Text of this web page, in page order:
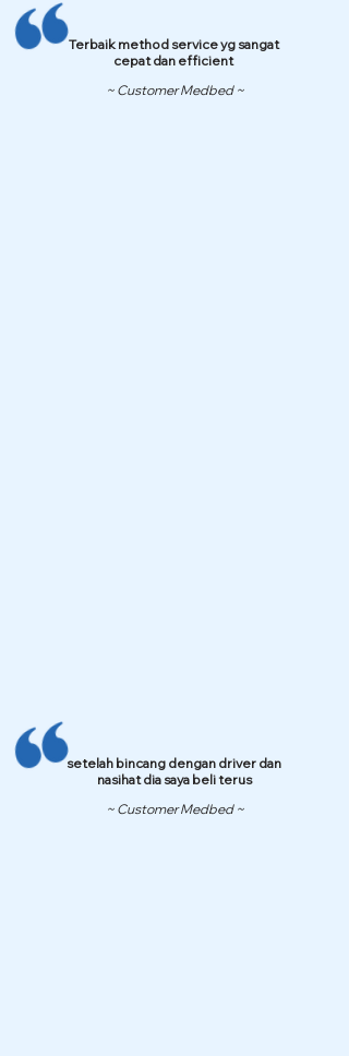
Terbaik method service yg sangat
cepat dan efficient
~ Customer Medbed ~
setelah bincang dengan driver dan
nasihat dia saya beli terus
~ Customer Medbed ~